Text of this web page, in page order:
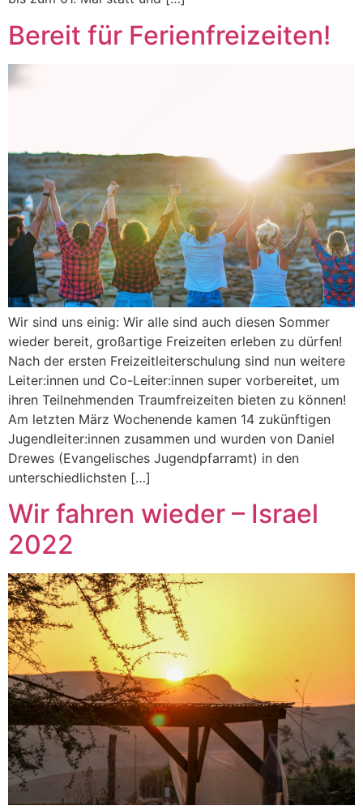
Bereit für Ferienfreizeiten!
Wir sind uns einig: Wir alle sind auch diesen Sommer
wieder bereit, großartige Freizeiten erleben zu dürfen!
Nach der ersten Freizeitleiterschulung sind nun weitere
Leiter:innen und Co-Leiter:innen super vorbereitet, um
ihren Teilnehmenden Traumfreizeiten bieten zu können!
Am letzten März Wochenende kamen 14 zukünftigen
Jugendleiter:innen zusammen und wurden von Daniel
Drewes (Evangelisches Jugendpfarramt) in den
unterschiedlichsten […]
Wir fahren wieder – Israel
2022